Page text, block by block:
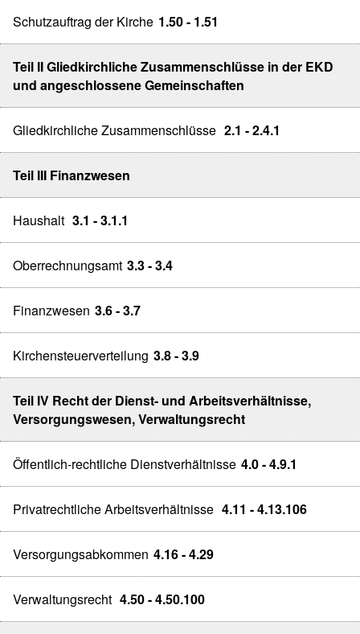
Schutzauftrag der Kirche 1.50 - 1.51
Teil II Gliedkirchliche Zusammenschlüsse in der EKD
und angeschlossene Gemeinschaften
Gliedkirchliche Zusammenschlüsse 2.1 - 2.4.1
Teil III Finanzwesen
Haushalt 3.1 - 3.1.1
Oberrechnungsamt 3.3 - 3.4
Finanzwesen 3.6 - 3.7
Kirchensteuerverteilung 3.8 - 3.9
Teil IV Recht der Dienst- und Arbeitsverhältnisse,
Versorgungswesen, Verwaltungsrecht
Öffentlich-rechtliche Dienstverhältnisse 4.0 - 4.9.1
Privatrechtliche Arbeitsverhältnisse 4.11 - 4.13.106
Versorgungsabkommen 4.16 - 4.29
Verwaltungsrecht 4.50 - 4.50.100